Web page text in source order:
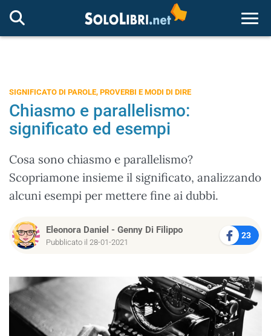
SIGNIFICATO DI PAROLE, PROVERBI E MODI DI DIRE
Chiasmo e parallelismo:
significato ed esempi
Cosa sono chiasmo e parallelismo?
Scopriamone insieme il significato, analizzando
alcuni esempi per mettere fine ai dubbi.
Eleonora Daniel - Genny Di Filippo
Pubblicato il 28-01-2021
23